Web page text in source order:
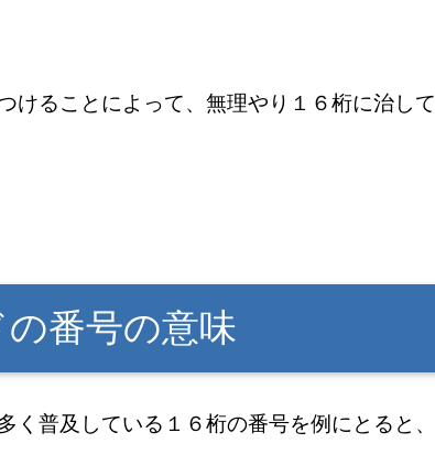
けることによって、無理やり１６桁に治して
番号の意味
く普及している１６桁の番号を例にとると、